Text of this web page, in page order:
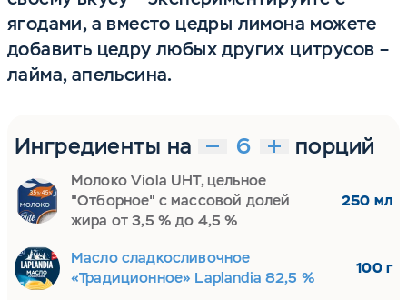
ягодами, а вместо цедры лимона можете
добавить цедру любых других цитрусов –
лайма, апельсина.
Ингредиенты на порций
Молоко Viola UHT, цельное
"Отборное" с массовой долей
жира от 3,5 % до 4,5 %
250 мл
Масло сладкосливочное
«Традиционное» Laplandia 82,5 %
100 г